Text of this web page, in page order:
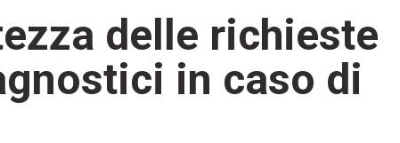
delle richieste
in caso di